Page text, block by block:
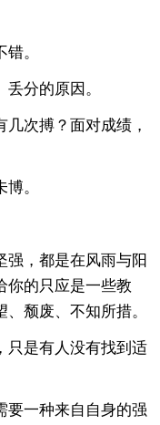
。
分的原因。
次搏？面对成绩，
。
强，都是在风雨与阳
你的只应是一些教
颓废、不知所措。
只是有人没有找到适
要一种来自自身的强